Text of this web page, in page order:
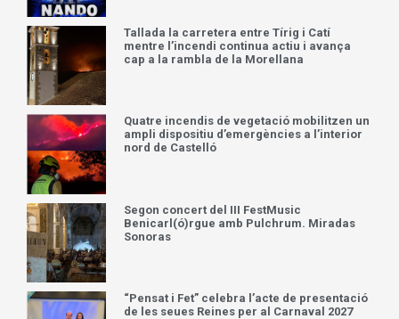
Tallada la carretera entre Tírig i Catí
mentre l’incendi continua actiu i avança
cap a la rambla de la Morellana
Quatre incendis de vegetació mobilitzen un
ampli dispositiu d’emergències a l’interior
nord de Castelló
Segon concert del III FestMusic
Benicarl(ó)rgue amb Pulchrum. Miradas
Sonoras
“Pensat i Fet” celebra l’acte de presentació
de les seues Reines per al Carnaval 2027